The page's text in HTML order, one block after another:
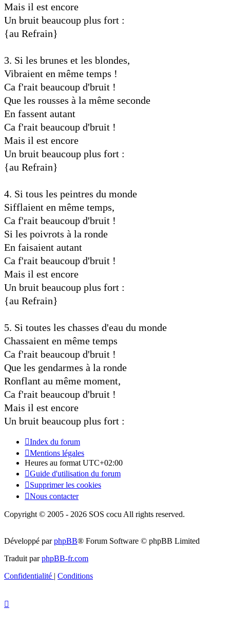
Mais il est encore
Un bruit beaucoup plus fort :
{au Refrain}
3. Si les brunes et les blondes,
Vibraient en même temps !
Ca f'rait beaucoup d'bruit !
Que les rousses à la même seconde
En fassent autant
Ca f'rait beaucoup d'bruit !
Mais il est encore
Un bruit beaucoup plus fort :
{au Refrain}
4. Si tous les peintres du monde
Sifflaient en même temps,
Ca f'rait beaucoup d'bruit !
Si les poivrots à la ronde
En faisaient autant
Ca f'rait beaucoup d'bruit !
Mais il est encore
Un bruit beaucoup plus fort :
{au Refrain}
5. Si toutes les chasses d'eau du monde
Chassaient en même temps
Ca f'rait beaucoup d'bruit !
Que les gendarmes à la ronde
Ronflant au même moment,
Ca f'rait beaucoup d'bruit !
Mais il est encore
Un bruit beaucoup plus fort :
Index du forum
Mentions légales
Heures au format UTC+02:00
Guide d'utilisation du forum
Supprimer les cookies
Nous contacter
Copyright © 2005 - 2026 SOS cocu All rights reserved.
Développé parphpBB® Forum Software © phpBB Limited
Traduit parphpBB-fr.com
Confidentialité | Conditions